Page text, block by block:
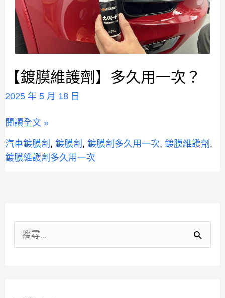
【鍍膜維護劑】多久用一次？
2025 年 5 月 18 日
【鍍
維
劑】
多
久
閱讀全文 »
汽車鍍膜劑 , 鍍膜劑 , 鍍膜劑多久用一次, 鍍膜維護劑 ,
鍍膜維護劑多久用一次